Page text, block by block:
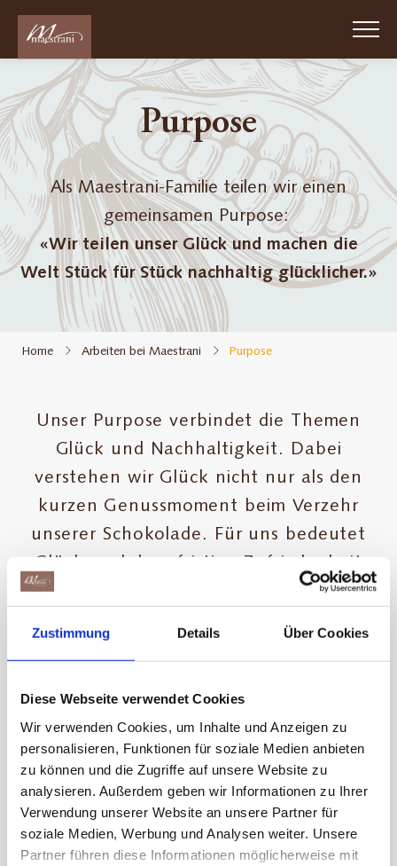
Zustimmung Details Über Cookies
Diese Webseite verwendet Cookies
Wir verwenden Cookies, um Inhalte und Anzeigen zu
personalisieren, Funktionen für soziale Medien anbieten
zu können und die Zugriffe auf unsere Website zu
analysieren. Außerdem geben wir Informationen zu Ihrer
Verwendung unserer Website an unsere Partner für
soziale Medien, Werbung und Analysen weiter. Unsere
Partner führen diese Informationen möglicherweise mit
Passion
Chocolat
Suisse
1852
Über
uns
Nachhaltigkeit
Maestrani
Purpose
Als Maestrani-Familie teilen wir einen
gemeinsamen Purpose:
«Wir teilen unser Glück und machen die
Welt Stück für Stück nachhaltig glücklicher.»
Home Arbeiten bei Maestrani Purpose
Unser Purpose verbindet die Themen
Glück und Nachhaltigkeit. Dabei
verstehen wir Glück nicht nur als den
kurzen Genussmoment beim Verzehr
unserer Schokolade. Für uns bedeutet
und ein nachhaltiges Miteinander
entlang der gesamten
Rohwaren, führt über unsere
Lieferanten, Mitarbeitenden und
Kunden bis hin zu den Konsumentinnen
und Konsumenten. Unser Handeln
richtet sich darauf aus, für alle
Beteiligten einen positiven und